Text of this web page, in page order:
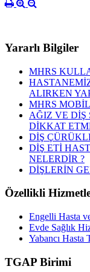
Yararlı Bilgiler
MHRS
ALIRKEN
MHRS
AĞIZ VE
DİKKAT
DİŞ
DİŞ ETİ
NELERDİR ?
DİŞLERİN
Özellikli
Engelli Hasta
Evde Sağlık
Yabancı Hasta
TGAP Birimi